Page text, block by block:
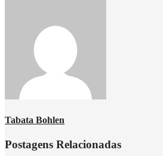
Tabata Bohlen
Postagens Relacionadas